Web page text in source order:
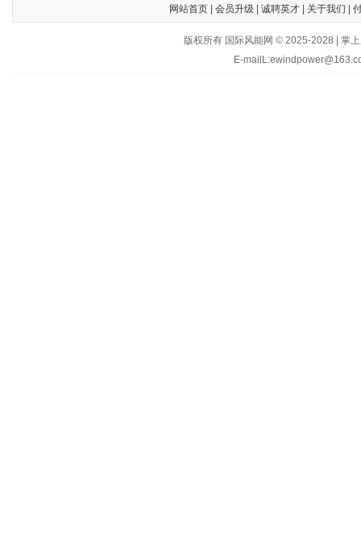
网站首页| 会员升级 诚聘英才| 关于我们
版权所有 国际风能网 © 2025-2028 | 掌
E-